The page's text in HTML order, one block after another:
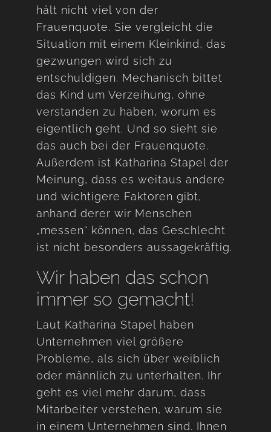
hält nicht viel von der
Frauenquote. Sie vergleicht die
Situation mit einem Kleinkind, das
gezwungen wird sich zu
entschuldigen. Mechanisch bittet
das Kind um Verzeihung, ohne
verstanden zu haben, worum es
eigentlich geht. Und so sieht sie
das auch bei der Frauenquote.
Außerdem ist Katharina Stapel der
Meinung, dass es weitaus andere
und wichtigere Faktoren gibt,
anhand derer wir Menschen
„messen“ können, das Geschlecht
ist nicht besonders aussagekräftig.
Wir haben das schon
immer so gemacht!
Laut Katharina Stapel haben
Unternehmen viel größere
Probleme, als sich über weiblich
oder männlich zu unterhalten. Ihr
geht es viel mehr darum, dass
Mitarbeiter verstehen, warum sie
in einem Unternehmen sind. Ihnen